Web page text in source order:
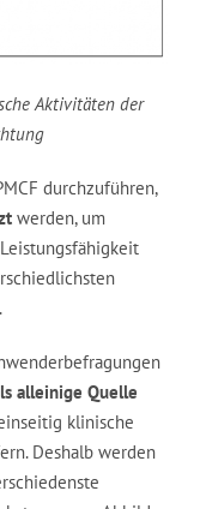
Aktivitäten der
durchzuführen,
werden, um
alleinige Quelle
klinische
Deshalb werden